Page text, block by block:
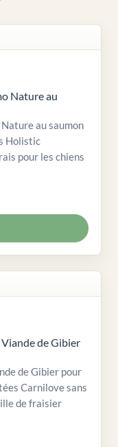
Nature au
au saumon
Holistic
pour les chiens
de Gibier
de Gibier pour
Carnilove sans
de fraisier